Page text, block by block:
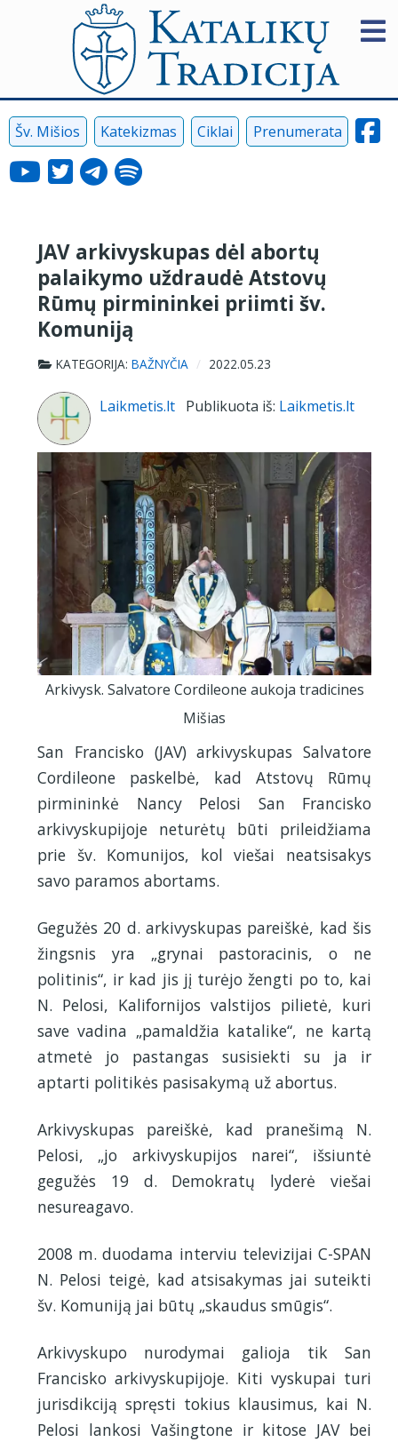
Šv. Mišios Katekizmas Ciklai Prenumerata
JAV arkivyskupas dėl abortų
palaikymo uždraudė Atstovų
Rūmų pirmininkei priimti šv.
Komuniją
KATEGORIJA: BAŽNYČIA 2022.05.23
Laikmetis.lt Publikuota iš: Laikmetis.lt
Arkivysk. Salvatore Cordileone aukoja tradicines
Mišias
San Francisko (JAV) arkivyskupas Salvatore
Cordileone paskelbė, kad Atstovų Rūmų
pirmininkė Nancy Pelosi San Francisko
arkivyskupijoje neturėtų būti prileidžiama
prie šv. Komunijos, kol viešai neatsisakys
savo paramos abortams.
Gegužės 20 d. arkivyskupas pareiškė, kad šis
žingsnis yra „grynai pastoracinis, o ne
politinis“, ir kad jis jį turėjo žengti po to, kai
N. Pelosi, Kalifornijos valstijos pilietė, kuri
save vadina „pamaldžia katalike“, ne kartą
atmetė jo pastangas susisiekti su ja ir
aptarti politikės pasisakymą už abortus.
Arkivyskupas pareiškė, kad pranešimą N.
Pelosi, „jo arkivyskupijos narei“, išsiuntė
gegužės 19 d. Demokratų lyderė viešai
nesureagavo.
2008 m. duodama interviu televizijai C-SPAN
N. Pelosi teigė, kad atsisakymas jai suteikti
šv. Komuniją jai būtų „skaudus smūgis“.
Arkivyskupo nurodymai galioja tik San
Francisko arkivyskupijoje. Kiti vyskupai turi
jurisdikciją spręsti tokius klausimus, kai N.
Pelosi lankosi Vašingtone ir kitose JAV bei